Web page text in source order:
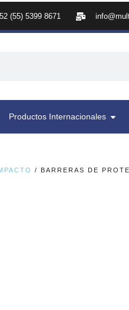
(55) 5399 8671
Productos Internacionales
/ BARRERAS DE